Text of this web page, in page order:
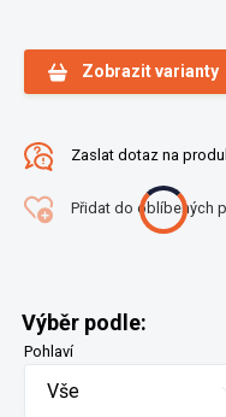
Zobrazit varianty
Zaslat dotaz na
Přidat do oblíbených
Výběr podle:
Pohlaví
Vše